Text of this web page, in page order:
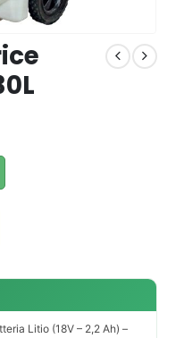
Litio (18V – 2,2 Ah) –